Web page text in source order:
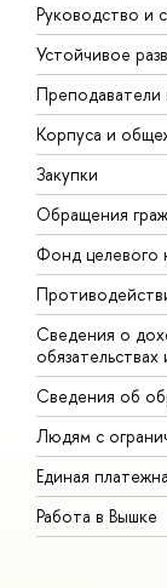
Руководство и
Устойчивое
Преподаватели
Корпуса и
Закупки
Обращения
Фонд целевого
Сведения о
Сведения об
Людям с
Единая
Работа в Вышке